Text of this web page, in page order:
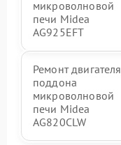
микроволновой
печи Midea
AG925EFT
Ремонт двигателя
поддона
микроволновой
печи Midea
AG820CLW